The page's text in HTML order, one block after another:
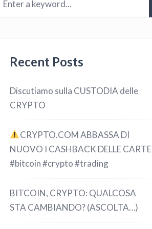
Recent Posts
Discutiamo sulla CUSTODIA delle
CRYPTO
CRYPTO.COM ABBASSA DI
NUOVO I CASHBACK DELLE CARTE
#bitcoin #crypto #trading
BITCOIN, CRYPTO: QUALCOSA
STA CAMBIANDO? (ASCOLTA…)